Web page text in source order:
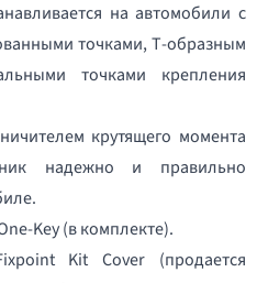
на автомобили с
точками, Т-образным
точками крепления
крутящего момента
надежно и правильно
Key (в комплекте).
Kit Cover (продается